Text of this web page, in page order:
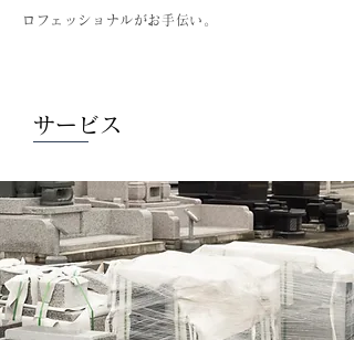
ロフェッショナルがお手伝い。
サービス